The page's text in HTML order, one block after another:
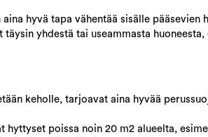
hyvä tapa vähentää sisälle pääsevien
yhdestä tai useammasta
keholle, tarjoavat aina hyvää
hyttyset poissa noin 20 m2 alueelta,